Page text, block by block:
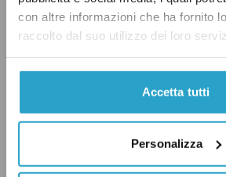
con altre informazioni che ha fornito
raccolto dal suo utilizzo dei loro
Accetta tutti
Personalizza
Il ministro della Cultura Alessandro Giuli in un
Fonte: ANSA
Un altro problema delle leggi